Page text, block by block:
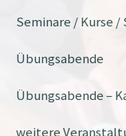
Seminare / Kurse /
Übungsabende
Übungsabende –
weitere